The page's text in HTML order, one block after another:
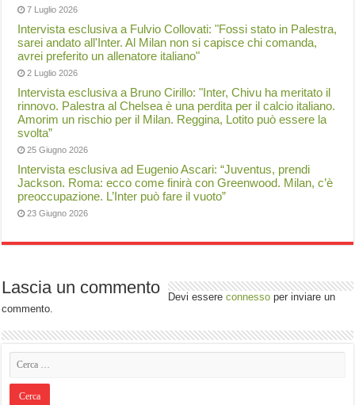
7 Luglio 2026
Intervista esclusiva a Fulvio Collovati: "Fossi stato in Palestra,
sarei andato all'Inter. Al Milan non si capisce chi comanda,
avrei preferito un allenatore italiano"
2 Luglio 2026
Intervista esclusiva a Bruno Cirillo: "Inter, Chivu ha meritato il
rinnovo. Palestra al Chelsea è una perdita per il calcio italiano.
Amorim un rischio per il Milan. Reggina, Lotito può essere la
svolta”
25 Giugno 2026
Intervista esclusiva ad Eugenio Ascari: “Juventus, prendi
Jackson. Roma: ecco come finirà con Greenwood. Milan, c’è
preoccupazione. L’Inter può fare il vuoto”
23 Giugno 2026
Lascia un commento Devi essereconnesso per inviare un
commento.